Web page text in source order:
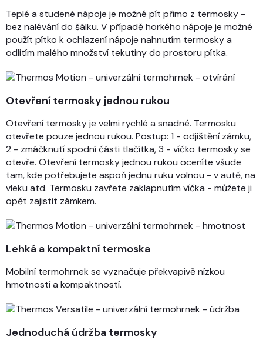
Teplé a studené nápoje je možné pít přímo z termosky -
bez nalévání do šálku. V případě horkého nápoje je možné
použít pítko k ochlazení nápoje nahnutím termosky a
odlitím malého množství tekutiny do prostoru pítka.
Otevření termosky jednou rukou
Otevření termosky je velmi rychlé a snadné. Termosku
otevřete pouze jednou rukou. Postup: 1 - odjištění zámku,
2 - zmáčknutí spodní části tlačítka, 3 - víčko termosky se
otevře. Otevření termosky jednou rukou oceníte všude
tam, kde potřebujete aspoň jednu ruku volnou - v autě, na
vleku atd. Termosku zavřete zaklapnutím víčka - můžete ji
opět zajistit zámkem.
Lehká a kompaktní termoska
Mobilní termohrnek se vyznačuje překvapivě nízkou
hmotností a kompaktností.
Jednoduchá údržba termosky